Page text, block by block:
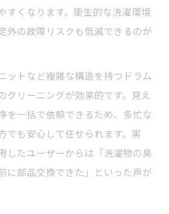
すくなります。衛生的な洗濯環境
外の故障リスクも低減できるのが
ットなど複雑な構造を持つドラム
クリーニングが効果的です。見え
を一括で依頼できるため、多忙な
でも安心して任せられます。実
したユーザーからは「洗濯物の臭
に部品交換できた」といった声が